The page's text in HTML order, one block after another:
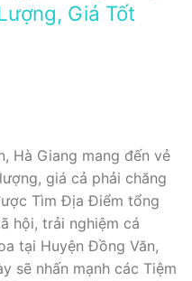
Giá Tốt
Hà Giang mang đến vẻ
giá cả phải chăng
Tìm Địa Điểm tổng
hội, trải nghiệm cá
tại Huyện Đồng Văn,
sẽ nhấn mạnh các Tiệm